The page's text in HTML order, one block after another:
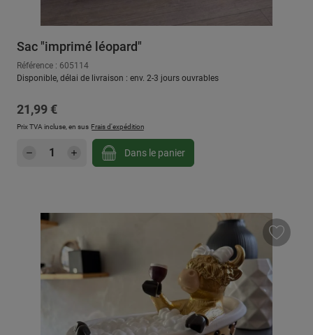
Sac "imprimé léopard"
Référence : 605114
Disponible, délai de livraison : env. 2-3 jours ouvrables
Prix régulier :
21,99 €
Prix TVA incluse, en sus Frais d'expédition
Quantité de produit : Entrez la quantité
Dans le panier